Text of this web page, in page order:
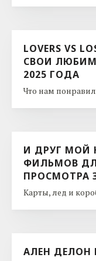
LOVERS VS
СВОИ
2025 ГОДА
Что нам
И ДРУГ МОЙ
ФИЛЬМОВ
ПРОСМОТРА
Карты, лед и
АЛЕН ДЕЛОН